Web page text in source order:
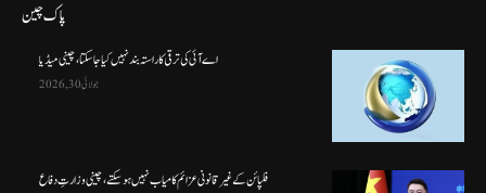
پاک چین
اے آئی کی ترقی کا راستہ بند نہیں کیا جا سکتا، چینی میڈیا
جولائی 30, 2026
فلپائن کے غیر قانونی عزائم کامیاب نہیں ہو سکتے ، چینی وزارتِ دفاع